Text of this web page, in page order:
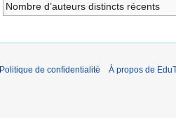
Nombre d’auteurs distincts récents
Politique de confidentialité À propos de